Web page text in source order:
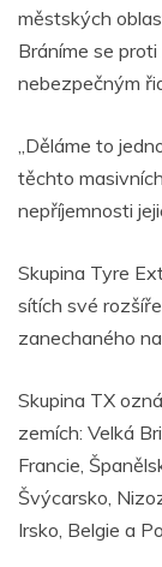
městských
Bráníme se
nebezpečným
„Děláme to
těchto
nepříjemnosti
Skupina Tyre
sítích své
zanechaného
Skupina TX
zemích: Velká
Francie,
Švýcarsko,
Irsko, Belgie a